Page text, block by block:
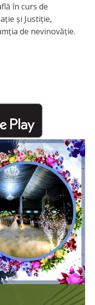
în curs de
şi Justiţie,
de nevinovăţie.